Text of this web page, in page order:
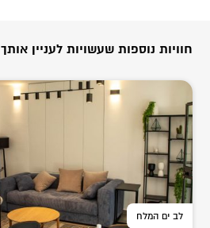
חוויות נוספות שעשויות לעניין אותך
לב ים המלח